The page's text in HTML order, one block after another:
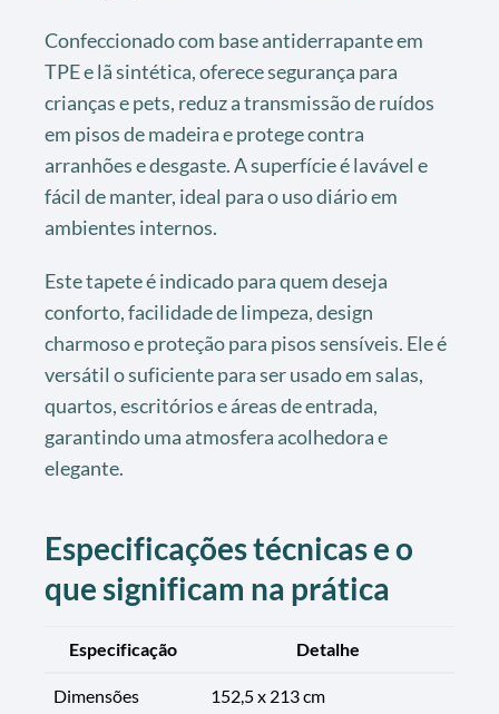
Confeccionado com base antiderrapante em
TPE e lã sintética, oferece segurança para
crianças e pets, reduz a transmissão de ruídos
em pisos de madeira e protege contra
arranhões e desgaste. A superfície é lavável e
fácil de manter, ideal para o uso diário em
ambientes internos.
Este tapete é indicado para quem deseja
conforto, facilidade de limpeza, design
charmoso e proteção para pisos sensíveis. Ele é
versátil o suficiente para ser usado em salas,
quartos, escritórios e áreas de entrada,
garantindo uma atmosfera acolhedora e
elegante.
Especificações técnicas e o
que significam na prática
Especificação Detalhe
Dimensões 152,5 x 213 cm